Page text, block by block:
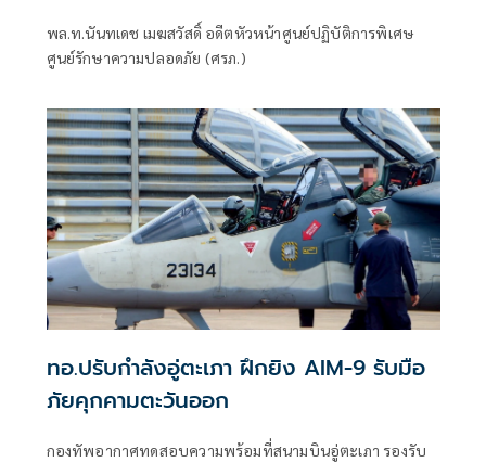
พล.ท.นันทเดช เมฆสวัสดิ์ อดีตหัวหน้าศูนย์ปฏิบัติการพิเศษ
ศูนย์รักษาความปลอดภัย (ศรภ.)
ทอ.ปรับกำลังอู่ตะเภา ฝึกยิง AIM-9 รับมือ
ภัยคุกคามตะวันออก
กองทัพอากาศทดสอบความพร้อมที่สนามบินอู่ตะเภา รองรับ